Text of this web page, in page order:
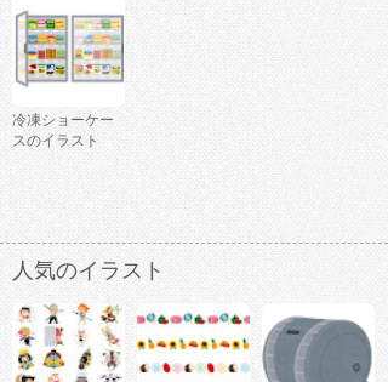
冷凍ショーケー
スのイラスト
人気のイラスト